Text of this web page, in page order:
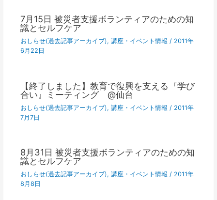
7月15日 被災者支援ボランティアのための知
識とセルフケア
おしらせ(過去記事アーカイブ), 講座・イベント情報 / 2011年
6月22日
【終了しました】教育で復興を支える『学び
合い』ミーティング @仙台
おしらせ(過去記事アーカイブ), 講座・イベント情報 / 2011年
7月7日
8月31日 被災者支援ボランティアのための知
識とセルフケア
おしらせ(過去記事アーカイブ), 講座・イベント情報 / 2011年
8月8日